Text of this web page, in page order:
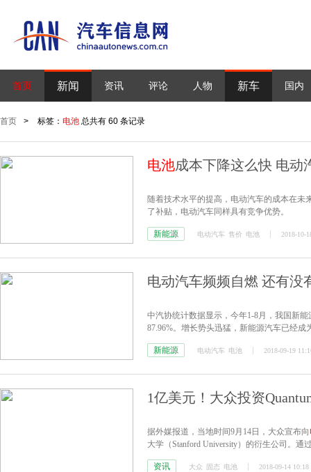
首页 新闻 资讯 评论 人物 新车 国内
首页 > 标签： 电池 总共有 60 条记录
电池成本下降这么快 电动
随着技术水平的提高，电动汽车的成本在
了补贴，电动汽车同样具有竞争优势。
新能源 电动汽车 售价 电池 2018-10-
电动汽车频频自燃 还有没
中汽协统计数据显示，今年1-8月，我国新
87.96%。增长势头迅猛，新能源汽车已经
新能源 电动汽车 电池 2018-09-19
1亿美元！大众投资
据外媒报道，当地时间9月14日，大众宣布向
大学（Stanford University）的衍生公司。
资讯
大众 固态 电池 2018-09-14 10:18